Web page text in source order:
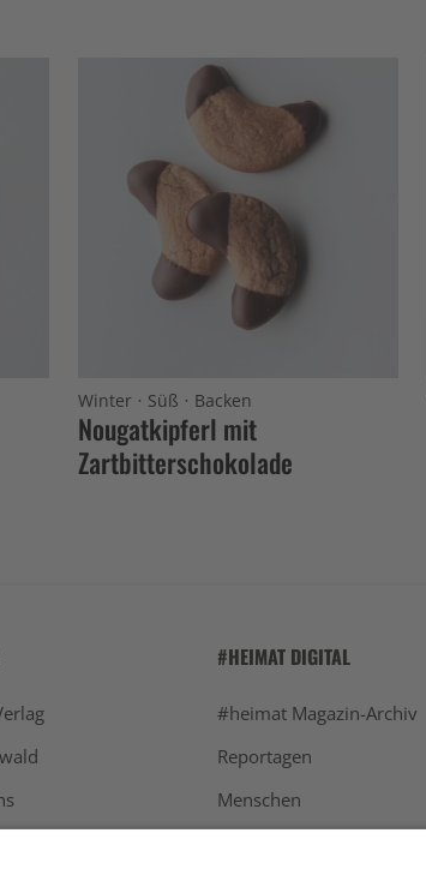
Winter · Süß · Backen
Nougatkipferl mit
Zartbitterschokolade
#HEIMAT DIGITAL
#heimat Magazin-Archiv
Reportagen
Menschen